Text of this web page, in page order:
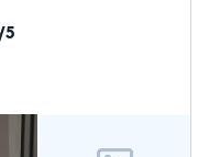
-
-Entretien de
5